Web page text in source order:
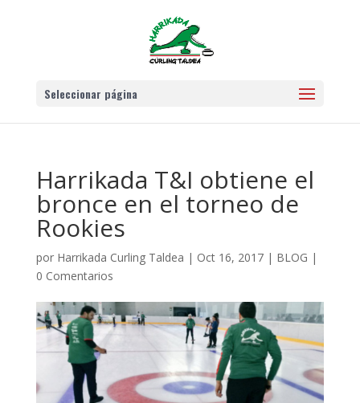
Seleccionar página
Harrikada T&I obtiene el
bronce en el torneo de
Rookies
por Harrikada Curling Taldea | Oct 16, 2017| BLOG |
0 Comentarios